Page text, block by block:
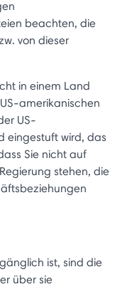
beachten, die
von dieser
in einem Land
amerikanischen
US-
eingestuft wird, das
Sie nicht auf
stehen, die
ist, sind die
über sie